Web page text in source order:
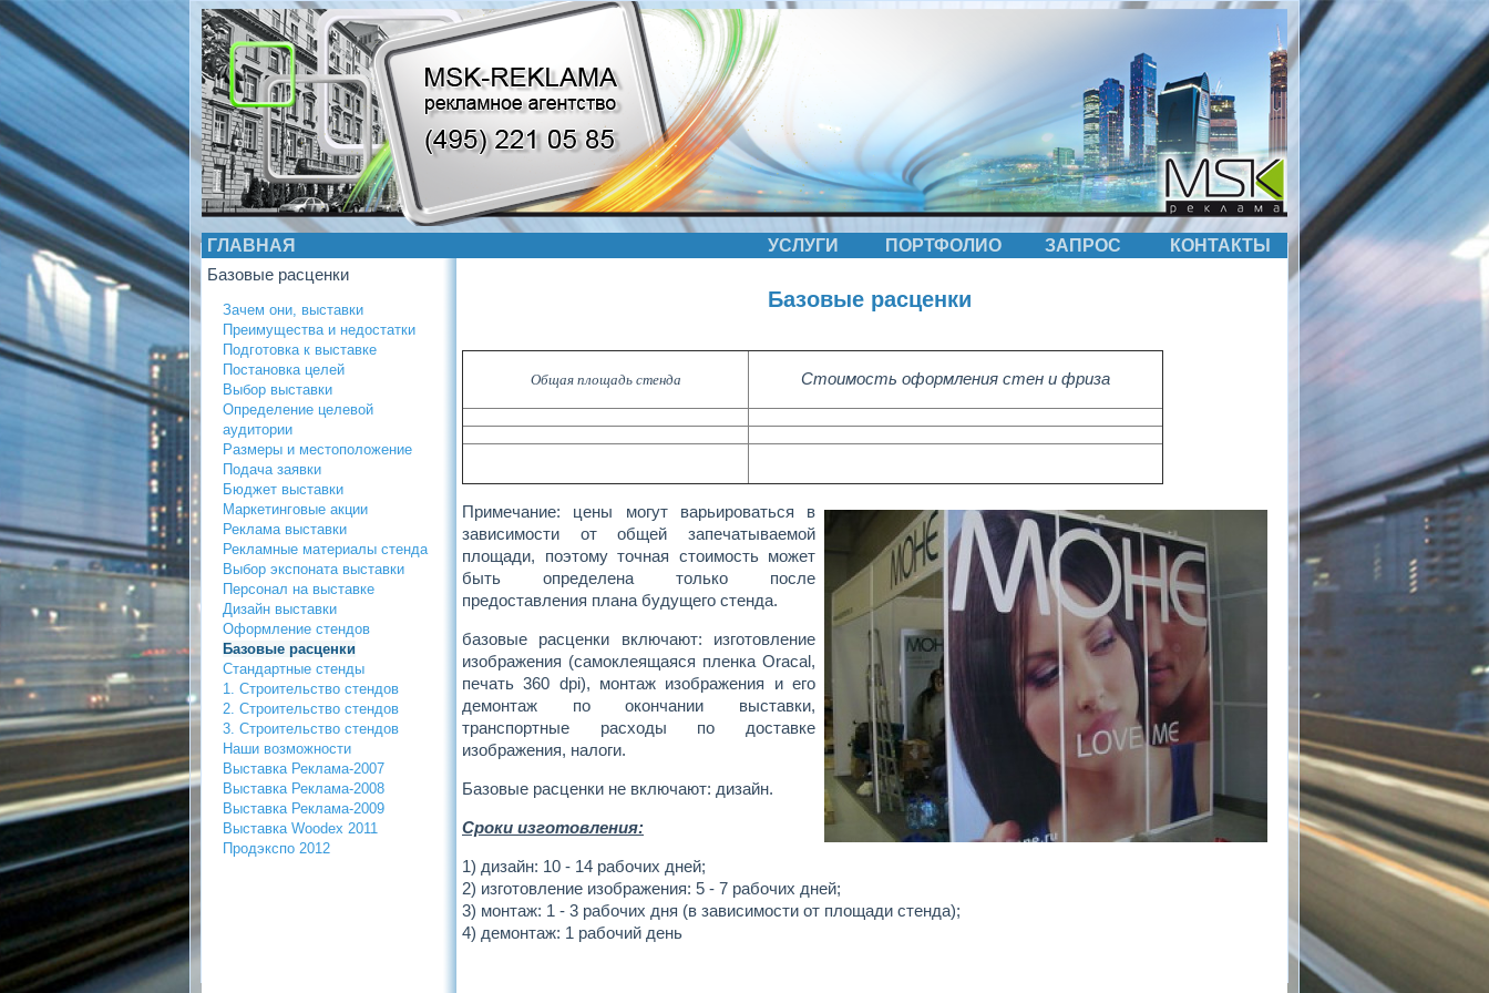
ГЛАВНАЯ УСЛУГИ ПОРТФОЛИО ЗАПРОС
КОНТАКТЫ
Базовые расценки
Зачем они, выставки
Преимущества и недостатки
Подготовка к выставке
Постановка целей
Выбор выставки
Определение целевой
аудитории
Размеры и местоположение
Подача заявки
Бюджет выставки
Маркетинговые акции
Реклама выставки
Рекламные материалы стенда
Выбор экспоната выставки
Персонал на выставке
Дизайн выставки
Оформление стендов
Базовые расценки
Стандартные стенды
1. Строительство стендов
2. Строительство стендов
3. Строительство стендов
Наши возможности
Выставка Реклама-2007
Выставка Реклама-2008
Выставка Реклама-2009
Выставка Woodex 2011
Продэкспо 2012
Базовые расценки
Общая площадь стенда Стоимость оформления стен и фриза
Примечание: цены могут варьироваться в
зависимости от общей запечатываемой
площади, поэтому точная стоимость может
быть определена только после
предоставления плана будущего стенда.
базовые расценки включают: изготовление
изображения (самоклеящаяся пленка Oracal,
печать 360 dpi), монтаж изображения и его
демонтаж по окончании выставки,
транспортные расходы по доставке
изображения, налоги.
Базовые расценки не включают: дизайн.
Сроки изготовления:
1) дизайн: 10 - 14 рабочих дней;
2) изготовление изображения: 5 - 7 рабочих дней;
3) монтаж: 1 - 3 рабочих дня (в зависимости от площади стенда);
4) демонтаж: 1 рабочий день